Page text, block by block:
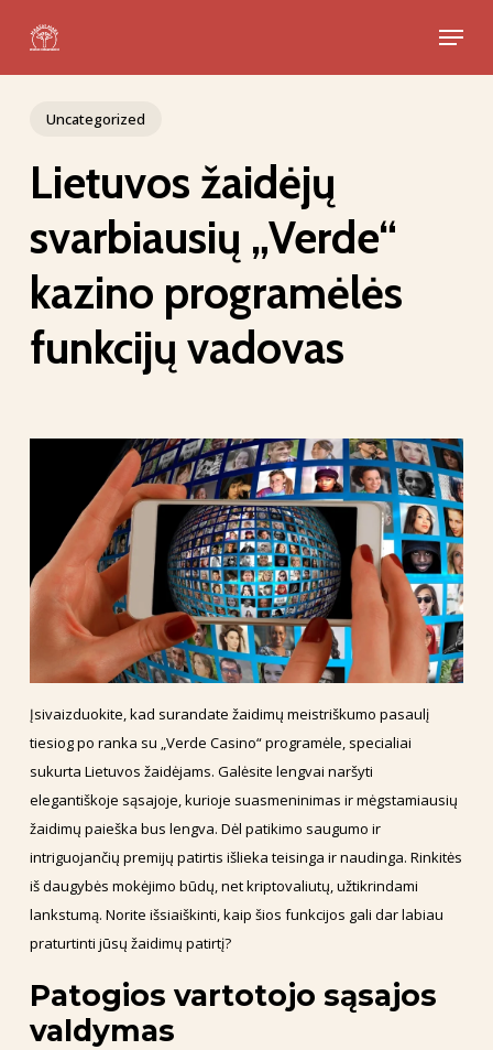
main
Menu
Uncategorized
Lietuvos žaidėjų
svarbiausių „Verde“
kazino programėlės
funkcijų vadovas
Įsivaizduokite, kad surandate žaidimų meistriškumo pasaulį
tiesiog po ranka su „Verde Casino“ programėle, specialiai
sukurta Lietuvos žaidėjams. Galėsite lengvai naršyti
elegantiškoje sąsajoje, kurioje suasmeninimas ir mėgstamiausių
žaidimų paieška bus lengva. Dėl patikimo saugumo ir
intriguojančių premijų patirtis išlieka teisinga ir naudinga. Rinkitės
iš daugybės mokėjimo būdų, net kriptovaliutų, užtikrindami
lankstumą. Norite išsiaiškinti, kaip šios funkcijos gali dar labiau
praturtinti jūsų žaidimų patirtį?
Patogios vartotojo sąsajos
valdymas